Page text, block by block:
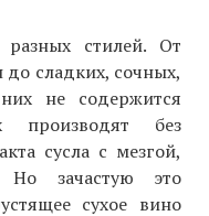
стилей. От
сладких, сочных,
не содержится
без
сусла с мезгой,
Но зачастую это
сухое вино